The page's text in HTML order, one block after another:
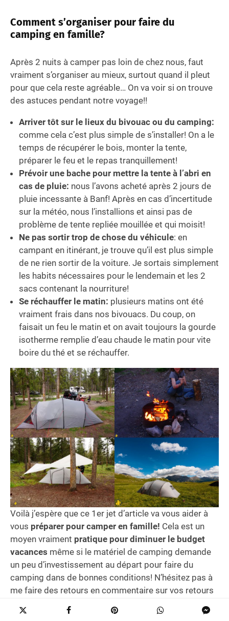
Comment s’organiser pour faire du
camping en famille?
Après 2 nuits à camper pas loin de chez nous, faut
vraiment s’organiser au mieux, surtout quand il pleut
pour que cela reste agréable… On va voir si on trouve
des astuces pendant notre voyage!!
Arriver tôt sur le lieux du bivouac ou du camping:
comme cela c’est plus simple de s’installer! On a le
temps de récupérer le bois, monter la tente,
préparer le feu et le repas tranquillement!
Prévoir une bache pour mettre la tente à l’abri en
cas de pluie: nous l’avons acheté après 2 jours de
pluie incessante à Banf! Après en cas d’incertitude
sur la météo, nous l’installions et ainsi pas de
problème de tente repliée mouillée et qui moisit!
Ne pas sortir trop de chose du véhicule: en
campant en itinérant, je trouve qu’il est plus simple
de ne rien sortir de la voiture. Je sortais simplement
les habits nécessaires pour le lendemain et les 2
sacs contenant la nourriture!
Se réchauffer le matin: plusieurs matins ont été
vraiment frais dans nos bivouacs. Du coup, on
faisait un feu le matin et on avait toujours la gourde
isotherme remplie d’eau chaude le matin pour vite
boire du thé et se réchauffer.
Voilà j’espère que ce 1er jet d’article va vous aider à
vous préparer pour camper en famille! Cela est un
moyen vraiment pratique pour diminuer le budget
vacances même si le matériel de camping demande
un peu d’investissement au départ pour faire du
camping dans de bonnes conditions! N’hésitez pas à
me faire des retours en commentaire sur vos retours